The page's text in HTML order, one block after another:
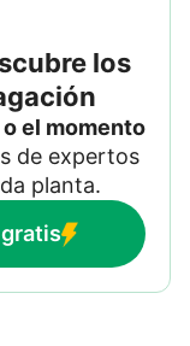
los
el momento
de expertos
planta.